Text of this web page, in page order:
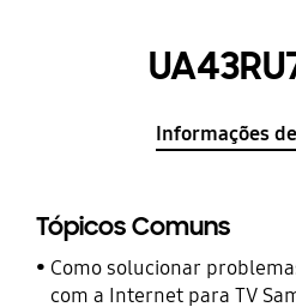
Informações
Tópicos Comuns
Como solucionar
com a Internet para TV